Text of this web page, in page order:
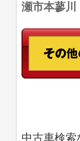
瀬市本蓼川
中古車検